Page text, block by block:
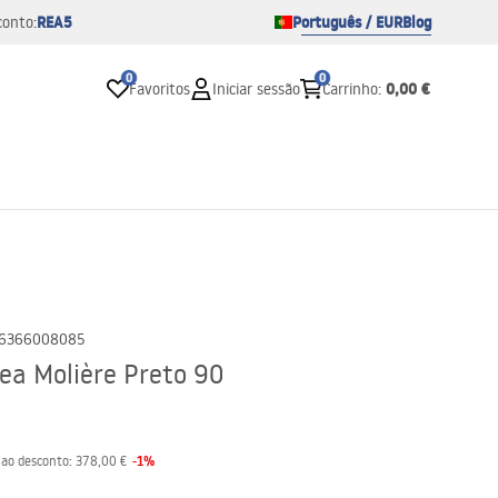
REA5 Português / EURBlog
0
Favoritos Iniciar sessão
0
Carrinho: 0,00 €
Molière Preto 90
desconto: 378,00 € -1%